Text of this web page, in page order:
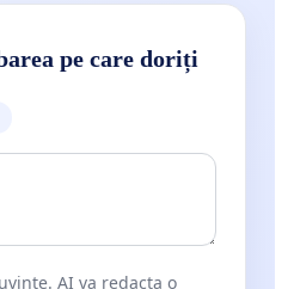
pe care doriți
AI va redacta o